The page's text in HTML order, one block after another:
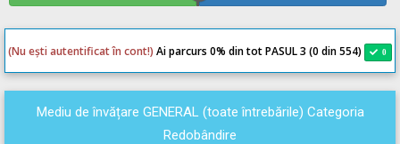
(Nu ești autentificat în cont!) Ai parcurs 0% din tot PASUL 3 (0 din 554) 0
0
Mediu de învățare GENERAL (toate întrebările) Categoria
Redobândire